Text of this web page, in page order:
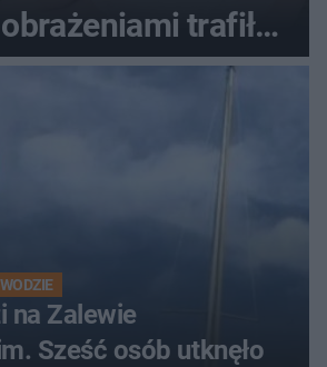
trafiła
do szpitala
na Zalewie
Sześć osób utknęło